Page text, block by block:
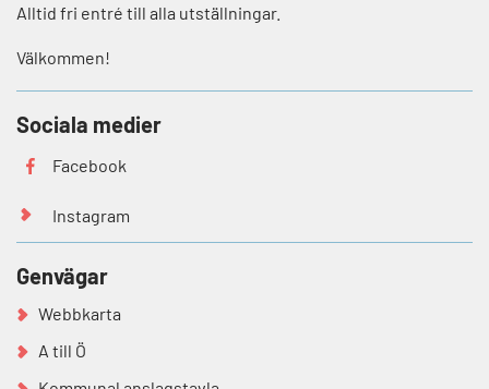
Alltid fri entré till alla utställningar.
Välkommen!
Sociala medier
Facebook
Instagram
Genvägar
Webbkarta
A till Ö